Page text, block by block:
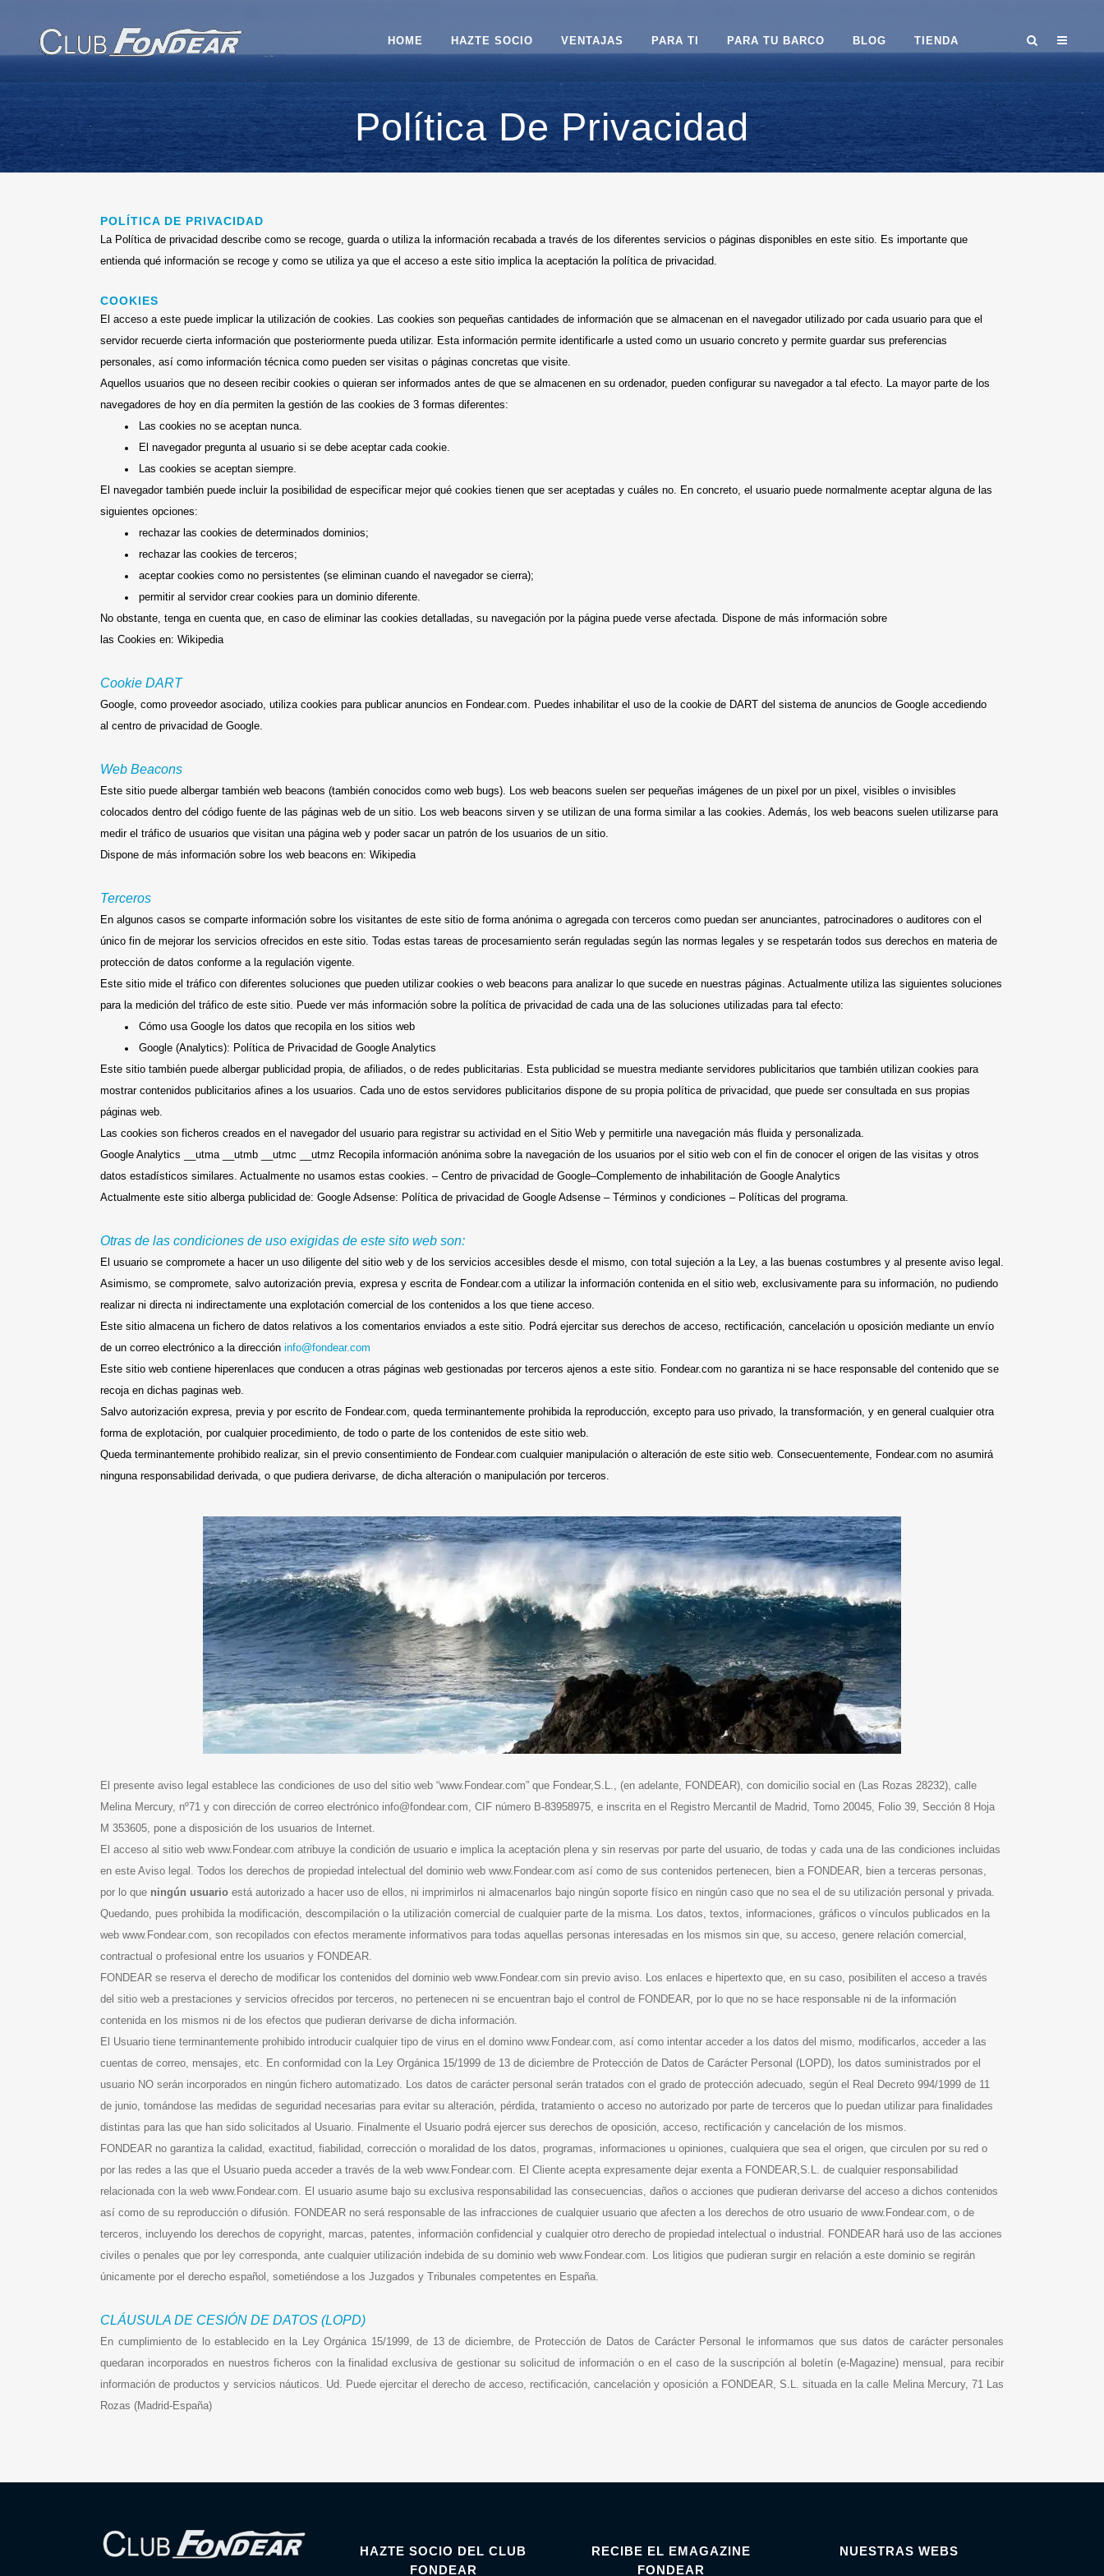
HOME HAZTE SOCIO VENTAJAS PARA TI PARA TU BARCO BLOG TIENDA
Política De Privacidad
POLÍTICA DE PRIVACIDAD
La Política de privacidad describe como se recoge, guarda o utiliza la información recabada a través de los diferentes servicios o páginas disponibles en este sitio. Es importante que
entienda qué información se recoge y como se utiliza ya que el acceso a este sitio implica la aceptación la política de privacidad.
COOKIES
El acceso a este puede implicar la utilización de cookies. Las cookies son pequeñas cantidades de información que se almacenan en el navegador utilizado por cada usuario para que el
servidor recuerde cierta información que posteriormente pueda utilizar. Esta información permite identificarle a usted como un usuario concreto y permite guardar sus preferencias
personales, así como información técnica como pueden ser visitas o páginas concretas que visite.
Aquellos usuarios que no deseen recibir cookies o quieran ser informados antes de que se almacenen en su ordenador, pueden configurar su navegador a tal efecto. La mayor parte de los
navegadores de hoy en día permiten la gestión de las cookies de 3 formas diferentes:
Las cookies no se aceptan nunca.
El navegador pregunta al usuario si se debe aceptar cada cookie.
Las cookies se aceptan siempre.
El navegador también puede incluir la posibilidad de especificar mejor qué cookies tienen que ser aceptadas y cuáles no. En concreto, el usuario puede normalmente aceptar alguna de las
siguientes opciones:
rechazar las cookies de determinados dominios;
rechazar las cookies de terceros;
aceptar cookies como no persistentes (se eliminan cuando el navegador se cierra);
permitir al servidor crear cookies para un dominio diferente.
No obstante, tenga en cuenta que, en caso de eliminar las cookies detalladas, su navegación por la página puede verse afectada. Dispone de más información sobre
las Cookies en: Wikipedia
Cookie DART
Google, como proveedor asociado, utiliza cookies para publicar anuncios en Fondear.com. Puedes inhabilitar el uso de la cookie de DART del sistema de anuncios de Google accediendo
al centro de privacidad de Google.
Web Beacons
Este sitio puede albergar también web beacons (también conocidos como web bugs). Los web beacons suelen ser pequeñas imágenes de un pixel por un pixel, visibles o invisibles
colocados dentro del código fuente de las páginas web de un sitio. Los web beacons sirven y se utilizan de una forma similar a las cookies. Además, los web beacons suelen utilizarse para
medir el tráfico de usuarios que visitan una página web y poder sacar un patrón de los usuarios de un sitio.
Dispone de más información sobre los web beacons en: Wikipedia
Terceros
En algunos casos se comparte información sobre los visitantes de este sitio de forma anónima o agregada con terceros como puedan ser anunciantes, patrocinadores o auditores con el
único fin de mejorar los servicios ofrecidos en este sitio. Todas estas tareas de procesamiento serán reguladas según las normas legales y se respetarán todos sus derechos en materia de
protección de datos conforme a la regulación vigente.
Este sitio mide el tráfico con diferentes soluciones que pueden utilizar cookies o web beacons para analizar lo que sucede en nuestras páginas. Actualmente utiliza las siguientes soluciones
para la medición del tráfico de este sitio. Puede ver más información sobre la política de privacidad de cada una de las soluciones utilizadas para tal efecto:
Cómo usa Google los datos que recopila en los sitios web
Google (Analytics): Política de Privacidad de Google Analytics
Este sitio también puede albergar publicidad propia, de afiliados, o de redes publicitarias. Esta publicidad se muestra mediante servidores publicitarios que también utilizan cookies para
mostrar contenidos publicitarios afines a los usuarios. Cada uno de estos servidores publicitarios dispone de su propia política de privacidad, que puede ser consultada en sus propias
páginas web.
Las cookies son ficheros creados en el navegador del usuario para registrar su actividad en el Sitio Web y permitirle una navegación más fluida y personalizada.
Google Analytics __utma __utmb __utmc __utmz Recopila información anónima sobre la navegación de los usuarios por el sitio web con el fin de conocer el origen de las visitas y otros
datos estadísticos similares. Actualmente no usamos estas cookies. – Centro de privacidad de Google–Complemento de inhabilitación de Google Analytics
Actualmente este sitio alberga publicidad de: Google Adsense: Política de privacidad de Google Adsense – Términos y condiciones – Políticas del programa.
Otras de las condiciones de uso exigidas de este sito web son:
El usuario se compromete a hacer un uso diligente del sitio web y de los servicios accesibles desde el mismo, con total sujeción a la Ley, a las buenas costumbres y al presente aviso legal.
Asimismo, se compromete, salvo autorización previa, expresa y escrita de Fondear.com a utilizar la información contenida en el sitio web, exclusivamente para su información, no pudiendo
realizar ni directa ni indirectamente una explotación comercial de los contenidos a los que tiene acceso.
Este sitio almacena un fichero de datos relativos a los comentarios enviados a este sitio. Podrá ejercitar sus derechos de acceso, rectificación, cancelación u oposición mediante un envío
de un correo electrónico a la dirección info@fondear.com
Este sitio web contiene hiperenlaces que conducen a otras páginas web gestionadas por terceros ajenos a este sitio. Fondear.com no garantiza ni se hace responsable del contenido que se
recoja en dichas paginas web.
Salvo autorización expresa, previa y por escrito de Fondear.com, queda terminantemente prohibida la reproducción, excepto para uso privado, la transformación, y en general cualquier otra
forma de explotación, por cualquier procedimiento, de todo o parte de los contenidos de este sitio web.
Queda terminantemente prohibido realizar, sin el previo consentimiento de Fondear.com cualquier manipulación o alteración de este sitio web. Consecuentemente, Fondear.com no asumirá
ninguna responsabilidad derivada, o que pudiera derivarse, de dicha alteración o manipulación por terceros.
El presente aviso legal establece las condiciones de uso del sitio web “www.Fondear.com” que Fondear,S.L., (en adelante, FONDEAR), con domicilio social en (Las Rozas 28232), calle
Melina Mercury, nº71 y con dirección de correo electrónico info@fondear.com, CIF número B-83958975, e inscrita en el Registro Mercantil de Madrid, Tomo 20045, Folio 39, Sección 8 Hoja
M 353605, pone a disposición de los usuarios de Internet.
El acceso al sitio web www.Fondear.com atribuye la condición de usuario e implica la aceptación plena y sin reservas por parte del usuario, de todas y cada una de las condiciones incluidas
en este Aviso legal. Todos los derechos de propiedad intelectual del dominio web www.Fondear.com así como de sus contenidos pertenecen, bien a FONDEAR, bien a terceras personas,
por lo que ningún usuario está autorizado a hacer uso de ellos, ni imprimirlos ni almacenarlos bajo ningún soporte físico en ningún caso que no sea el de su utilización personal y privada.
Quedando, pues prohibida la modificación, descompilación o la utilización comercial de cualquier parte de la misma. Los datos, textos, informaciones, gráficos o vínculos publicados en la
web www.Fondear.com, son recopilados con efectos meramente informativos para todas aquellas personas interesadas en los mismos sin que, su acceso, genere relación comercial,
contractual o profesional entre los usuarios y FONDEAR.
FONDEAR se reserva el derecho de modificar los contenidos del dominio web www.Fondear.com sin previo aviso. Los enlaces e hipertexto que, en su caso, posibiliten el acceso a través
del sitio web a prestaciones y servicios ofrecidos por terceros, no pertenecen ni se encuentran bajo el control de FONDEAR, por lo que no se hace responsable ni de la información
contenida en los mismos ni de los efectos que pudieran derivarse de dicha información.
El Usuario tiene terminantemente prohibido introducir cualquier tipo de virus en el domino www.Fondear.com, así como intentar acceder a los datos del mismo, modificarlos, acceder a las
cuentas de correo, mensajes, etc. En conformidad con la Ley Orgánica 15/1999 de 13 de diciembre de Protección de Datos de Carácter Personal (LOPD), los datos suministrados por el
usuario NO serán incorporados en ningún fichero automatizado. Los datos de carácter personal serán tratados con el grado de protección adecuado, según el Real Decreto 994/1999 de 11
de junio, tomándose las medidas de seguridad necesarias para evitar su alteración, pérdida, tratamiento o acceso no autorizado por parte de terceros que lo puedan utilizar para finalidades
distintas para las que han sido solicitados al Usuario. Finalmente el Usuario podrá ejercer sus derechos de oposición, acceso, rectificación y cancelación de los mismos.
FONDEAR no garantiza la calidad, exactitud, fiabilidad, corrección o moralidad de los datos, programas, informaciones u opiniones, cualquiera que sea el origen, que circulen por su red o
por las redes a las que el Usuario pueda acceder a través de la web www.Fondear.com. El Cliente acepta expresamente dejar exenta a FONDEAR,S.L. de cualquier responsabilidad
relacionada con la web www.Fondear.com. El usuario asume bajo su exclusiva responsabilidad las consecuencias, daños o acciones que pudieran derivarse del acceso a dichos contenidos
así como de su reproducción o difusión. FONDEAR no será responsable de las infracciones de cualquier usuario que afecten a los derechos de otro usuario de www.Fondear.com, o de
terceros, incluyendo los derechos de copyright, marcas, patentes, información confidencial y cualquier otro derecho de propiedad intelectual o industrial. FONDEAR hará uso de las acciones
civiles o penales que por ley corresponda, ante cualquier utilización indebida de su dominio web www.Fondear.com. Los litigios que pudieran surgir en relación a este dominio se regirán
únicamente por el derecho español, sometiéndose a los Juzgados y Tribunales competentes en España.
CLÁUSULA DE CESIÓN DE DATOS (LOPD)
En cumplimiento de lo establecido en la Ley Orgánica 15/1999, de 13 de diciembre, de Protección de Datos de Carácter Personal le informamos que sus datos de carácter personales
quedaran incorporados en nuestros ficheros con la finalidad exclusiva de gestionar su solicitud de información o en el caso de la suscripción al boletín (e-Magazine) mensual, para recibir
información de productos y servicios náuticos. Ud. Puede ejercitar el derecho de acceso, rectificación, cancelación y oposición a FONDEAR, S.L. situada en la calle Melina Mercury, 71 Las
Rozas (Madrid-España)
HAZTE SOCIO DEL CLUB
FONDEAR
RECIBE EL EMAGAZINE
FONDEAR
NUESTRAS WEBS